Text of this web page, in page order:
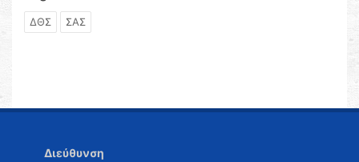
ΔΘΣ ΣΑΣ
Διεύθυνση